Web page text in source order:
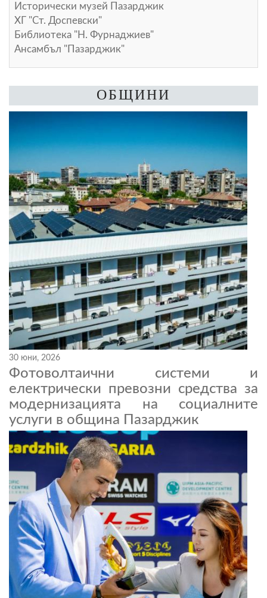
Исторически музей Пазарджик
ХГ "Ст. Доспевски"
Библиотека "Н. Фурнаджиев"
Ансамбъл "Пазарджик"
ОБЩИНИ
30 юни, 2026
Фотоволтаични системи и
електрически превозни средства за
модернизацията на социалните
услуги в община Пазарджик